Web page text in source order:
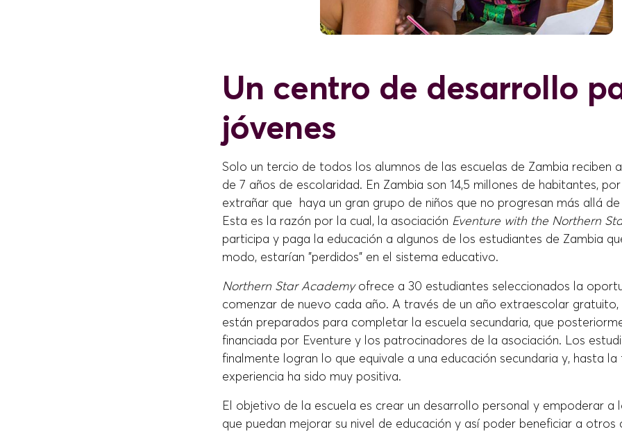
Un centro de desarrollo
jóvenes
Solo un tercio de todos los alumnos de las escuelas de Zambia reciben
de 7 años de escolaridad. En Zambia son 14,5 millones de habitantes,
extrañar que haya un gran grupo de niños que no progresan más allá
Esta es la razón por la cual, la asociación Eventure with the Northern
participa y paga la educación a algunos de los estudiantes de Zambia
modo, estarían "perdidos" en el sistema educativo.
Northern Star Academyofrece a 30 estudiantes seleccionados la
comenzar de nuevo cada año. A través de un año extraescolar
están preparados para completar la escuela secundaria, que
financiada por Eventure y los patrocinadores de la asociación. Los
finalmente logran lo que equivale a una educación secundaria y, hasta la
experiencia ha sido muy positiva.
El objetivo de la escuela es crear un desarrollo personal y empoderar a
que puedan mejorar su nivel de educación y así poder beneficiar a otros